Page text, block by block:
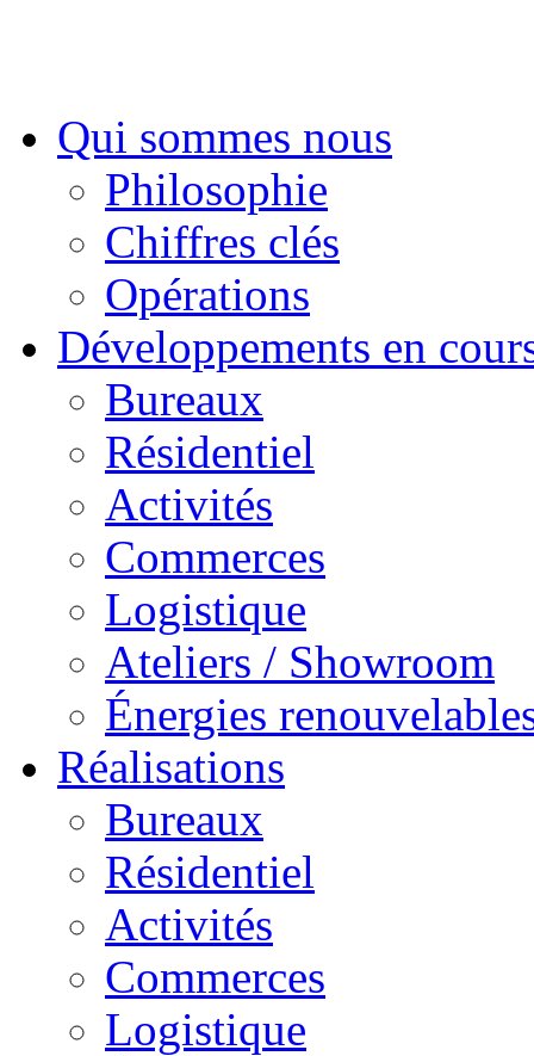
Qui sommes nous
Philosophie
Chiffres clés
Opérations
Développements en
Bureaux
Résidentiel
Activités
Commerces
Logistique
Ateliers / Showroom
Énergies
Réalisations
Bureaux
Résidentiel
Activités
Commerces
Logistique